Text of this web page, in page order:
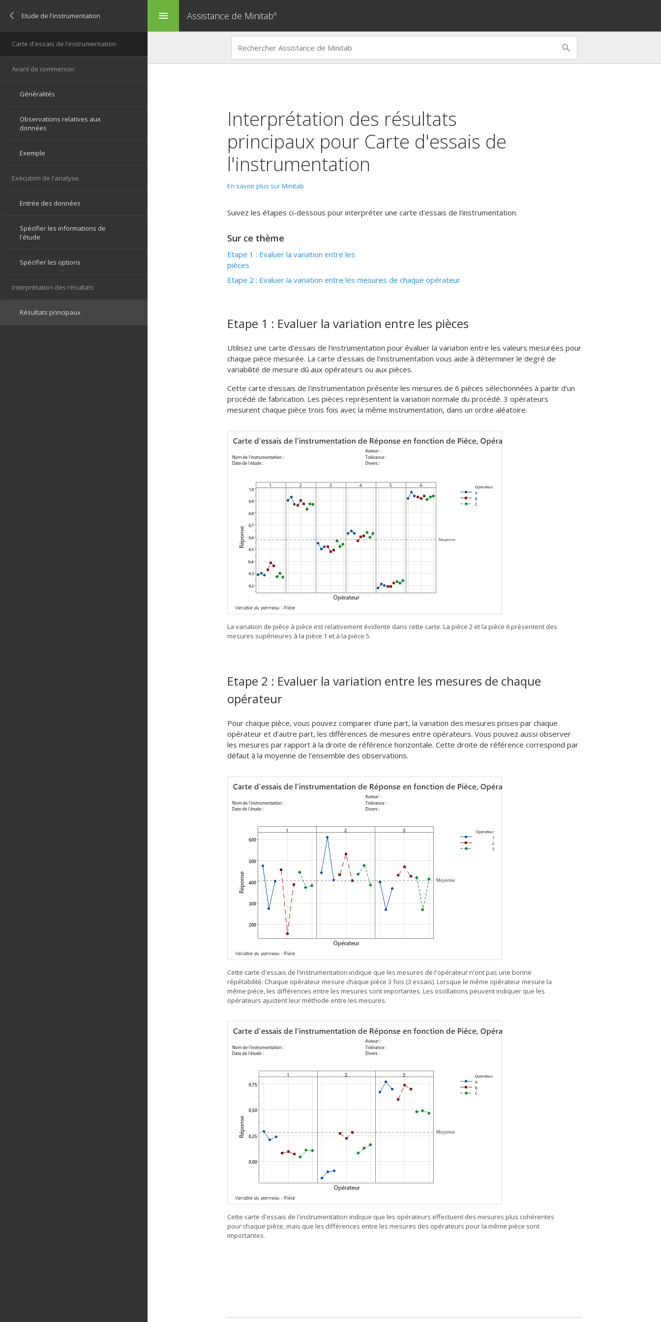
menu Assistance de Minitab®
Interprétation des résultats
principaux pour Carte d'essais de
l'instrumentation
En savoir plus sur Minitab
Suivez les étapes ci-dessous pour interpréter une carte d'essais de l'instrumentation.
Sur ce thème
Etape 1 : Evaluer la variation entre les
pièces
Etape 2 : Evaluer la variation entre les mesures de chaque opérateur
Etape 1 : Evaluer la variation entre les pièces
Utilisez une carte d'essais de l'instrumentation pour évaluer la variation entre les valeurs mesurées pour
chaque pièce mesurée. La carte d'essais de l'instrumentation vous aide à déterminer le degré de
variabilité de mesure dû aux opérateurs ou aux pièces.
Cette carte d'essais de l'instrumentation présente les mesures de 6 pièces sélectionnées à partir d'un
procédé de fabrication. Les pièces représentent la variation normale du procédé. 3 opérateurs
mesurent chaque pièce trois fois avec la même instrumentation, dans un ordre aléatoire.
La variation de pièce à pièce est relativement évidente dans cette carte. La pièce 2 et la pièce 6 présentent des
mesures supérieures à la pièce 1 et à la pièce 5.
Etape 2 : Evaluer la variation entre les mesures de chaque
opérateur
Pour chaque pièce, vous pouvez comparer d'une part, la variation des mesures prises par chaque
opérateur et d'autre part, les différences de mesures entre opérateurs. Vous pouvez aussi observer
les mesures par rapport à la droite de référence horizontale. Cette droite de référence correspond par
défaut à la moyenne de l'ensemble des observations.
Cette carte d'essais de l'instrumentation indique que les mesures de l'opérateur n'ont pas une bonne
répétabilité. Chaque opérateur mesure chaque pièce 3 fois (3 essais). Lorsque le même opérateur mesure la
même pièce, les différences entre les mesures sont importantes. Les oscillations peuvent indiquer que les
opérateurs ajustent leur méthode entre les mesures.
Cette carte d'essais de l'instrumentation indique que les opérateurs effectuent des mesures plus cohérentes
pour chaque pièce, mais que les différences entre les mesures des opérateurs pour la même pièce sont
importantes.